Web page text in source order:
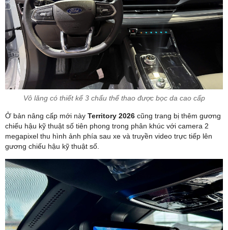
Vô lăng có thiết kế 3 chấu thể thao được bọc da cao cấp
Ở bản nâng cấp mới này Territory 2026 cũng trang bị thêm gương
chiếu hậu kỹ thuật số tiên phong trong phân khúc​ với camera 2
megapixel thu hình ảnh phía sau xe và truyền video trực tiếp lên
gương chiếu hậu kỹ thuật số.